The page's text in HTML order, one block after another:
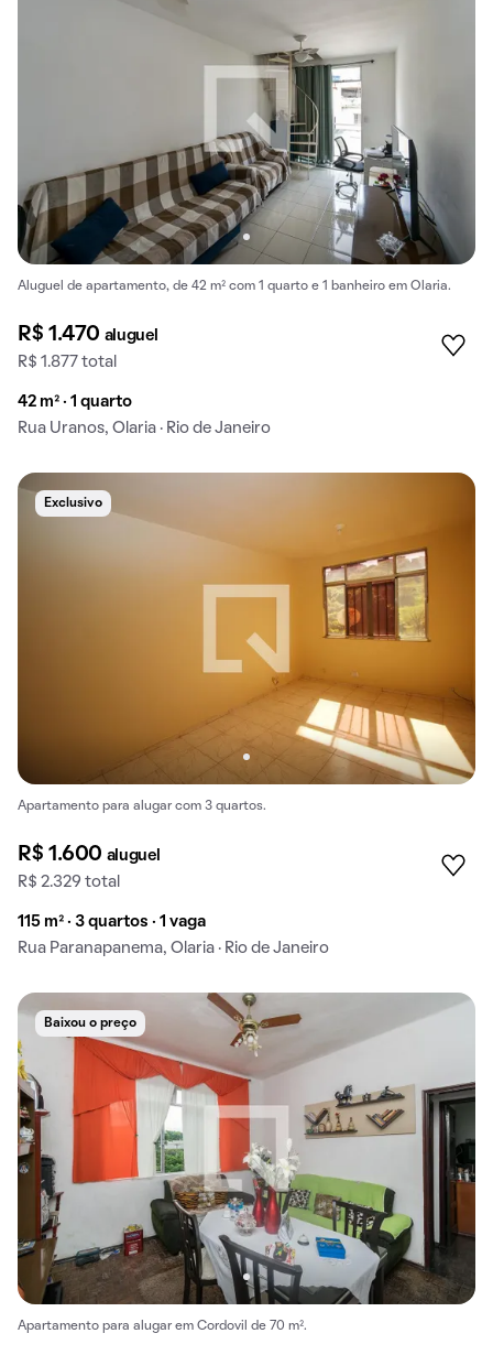
Aluguel de apartamento, de 42 m² com 1 quarto e 1 banheiro em Olaria.
R$ 1.470 aluguel
R$ 1.877 total
42 m² · 1 quarto
Rua Uranos, Olaria · Rio de Janeiro
Exclusivo
Apartamento para alugar com 3 quartos.
R$ 1.600 aluguel
R$ 2.329 total
115 m² · 3 quartos · 1 vaga
Rua Paranapanema, Olaria · Rio de Janeiro
Baixou o preço
Apartamento para alugar em Cordovil de 70 m².